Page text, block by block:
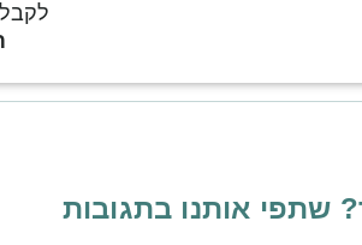
שתפי אותנו בתגובות